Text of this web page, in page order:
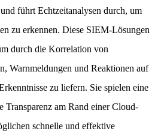
führt Echtzeitanalysen durch, um
zu erkennen. Diese SIEM-Lösungen
durch die Korrelation von
Warnmeldungen und Reaktionen auf
zu liefern. Sie spielen eine
am Rand einer Cloud-
schnelle und effektive